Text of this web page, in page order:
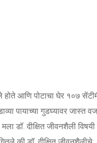
आणि पोटाचा घेर १०७
पायाच्या गुडघ्यावर जास्त
डॉ. दीक्षित जीवनशैली विषयी